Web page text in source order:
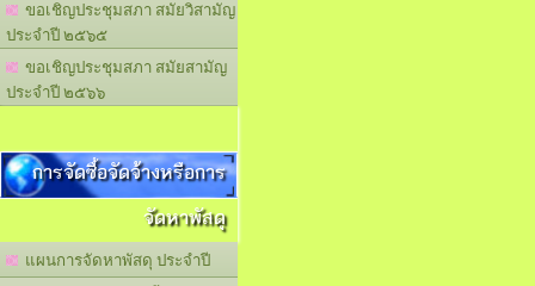
ขอเชิญประชุมสภา สมัยวิสามัญ
ประจำปี ๒๕๖๕
ขอเชิญประชุมสภา สมัยสามัญ
ประจำปี ๒๕๖๖
การจัดซื้อจัดจ้างหรือการ
จัดหาพัสดุ
แผนการจัดหาพัสดุ ประจำปี